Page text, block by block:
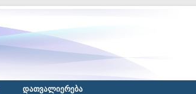
დათვალიერება